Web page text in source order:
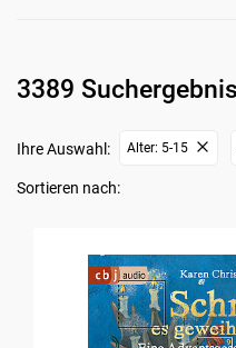
3389
Ihre Auswahl: Alter: 5-15
Sortieren nach: